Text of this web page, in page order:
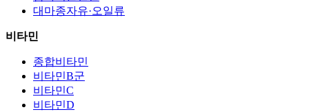
대마종자유·오일류
비타민
종합비타민
비타민B군
비타민C
비타민D